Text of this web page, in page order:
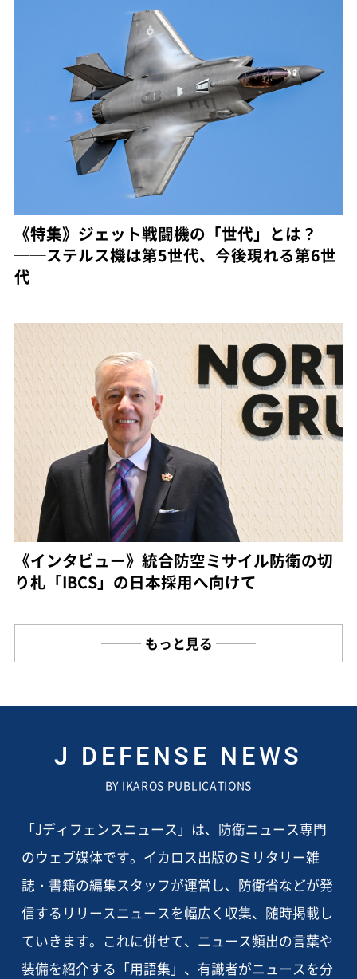
《特集》ジェット戦闘機の「世代」とは？
──ステルス機は第5世代、今後現れる第6世
代
《インタビュー》統合防空ミサイル防衛の切
り札「IBCS」の日本採用へ向けて
もっと見る
J DEFENSE NEWS
BY IKAROS PUBLICATIONS
「Jディフェンスニュース」は、防衛ニュース専門
のウェブ媒体です。イカロス出版のミリタリー雑
誌・書籍の編集スタッフが運営し、防衛省などが発
信するリリースニュースを幅広く収集、随時掲載し
ていきます。これに併せて、ニュース頻出の言葉や
装備を紹介する「用語集」、有識者がニュースを分